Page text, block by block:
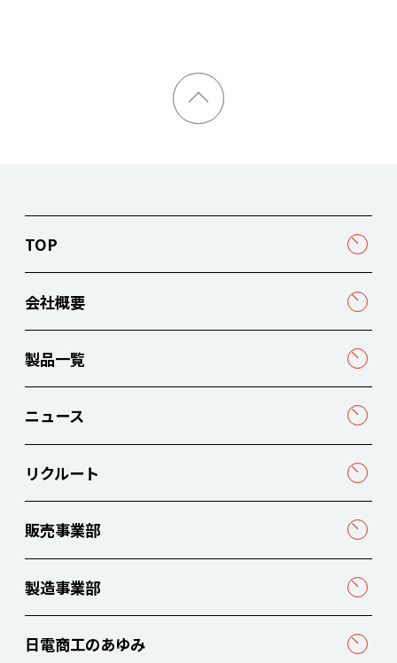
TOP
会社概要
製品一覧
ニュース
リクルート
販売事業部
製造事業部
日電商工のあゆみ